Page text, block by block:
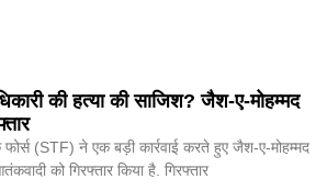
की हत्या की साजिश? जैश-ए-मोहम्मद
(STF) ने एक बड़ी कार्रवाई करते हुए जैश-ए-मोहम्मद
को गिरफ्तार किया है. गिरफ्तार